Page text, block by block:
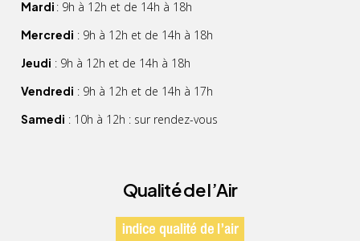
Mardi : 9h à 12h et de 14h à 18h
Mercredi : 9h à 12h et de 14h à 18h
Jeudi : 9h à 12h et de 14h à 18h
Vendredi : 9h à 12h et de 14h à 17h
Samedi : 10h à 12h : sur rendez-vous
Qualité de l’Air